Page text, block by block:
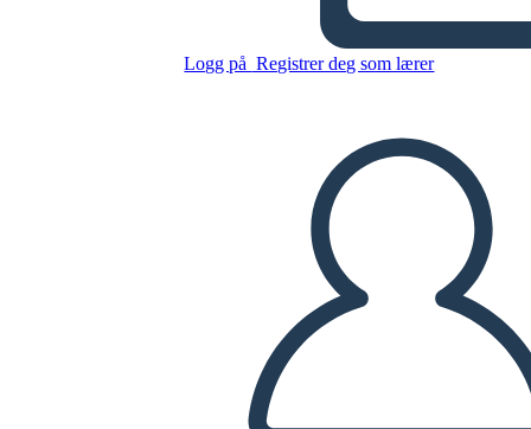
Logg på Registrer deg som lærer
Terror ציר הזמן
LAGE ET STORYBOARD
SPILLE AV LYSBILDEFREMVISNING
LES FOR MEG